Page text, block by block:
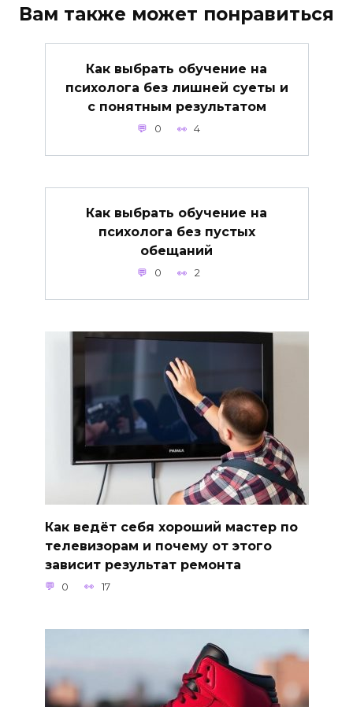
Вам также может понравиться
Как выбрать обучение на
психолога без лишней суеты и
с понятным результатом
0 4
Как выбрать обучение на
психолога без пустых
обещаний
0 2
Как ведёт себя хороший мастер по
телевизорам и почему от этого
зависит результат ремонта
0 17